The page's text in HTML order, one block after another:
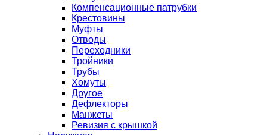
Компенсационные патрубки
Крестовины
Муфты
Отводы
Переходники
Тройники
Трубы
Хомуты
Другое
Дефлекторы
Манжеты
Ревизия с крышкой